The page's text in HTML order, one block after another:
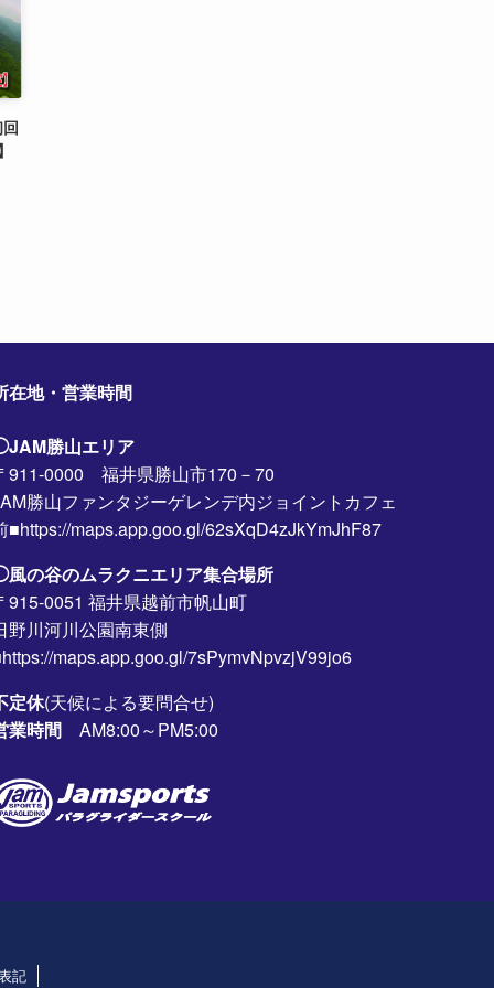
在地・営業時間
勝山エリア
911-0000 福井県勝山市170－70
勝山ファンタジーゲレンデ内ジョイントカフェ
■https://maps.app.goo.gl/62sXqD4zJkYmJhF87
の谷のムラクニエリア集合場所
915-0051 福井県越前市帆山町
野川河川公園南東側
maps.app.goo.gl/7sPymvNpvzjV99jo6
定休(天候による要問合せ)
業時間 AM8:00～PM5:00
記